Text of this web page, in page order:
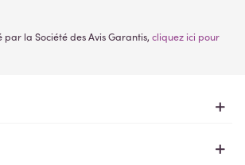
la Société des Avis Garantis, cliquez ici pour